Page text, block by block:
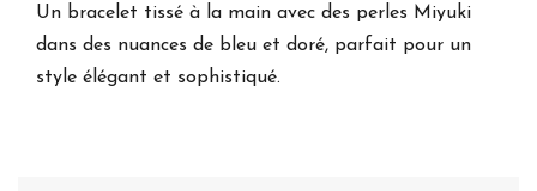
Un bracelet tissé à la main avec des perles Miyuki
dans des nuances de bleu et doré, parfait pour un
style élégant et sophistiqué.